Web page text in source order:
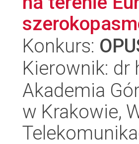
Konkurs:
Kierownik: dr
Akademia
w Krakowie,